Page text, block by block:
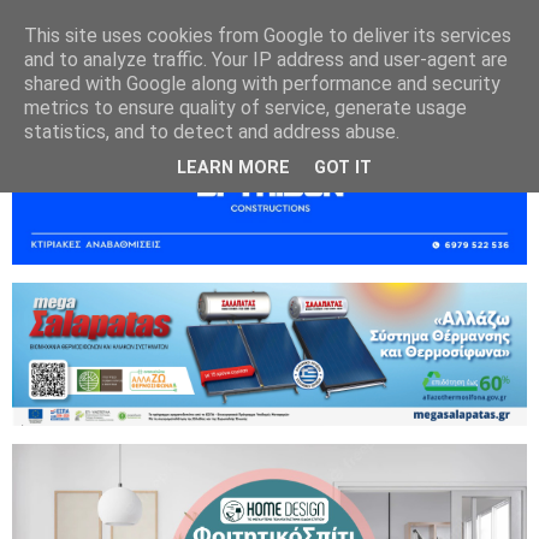
This site uses cookies from Google to deliver its services
and to analyze traffic. Your IP address and user-agent are
shared with Google along with performance and security
metrics to ensure quality of service, generate usage
statistics, and to detect and address abuse.
LEARN MORE GOT IT